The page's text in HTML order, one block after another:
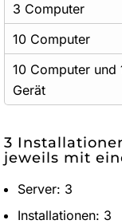
3 Computer
10 Computer
10 Computer und
Gerät
3
jeweils mit
Server: 3
Installationen: 3